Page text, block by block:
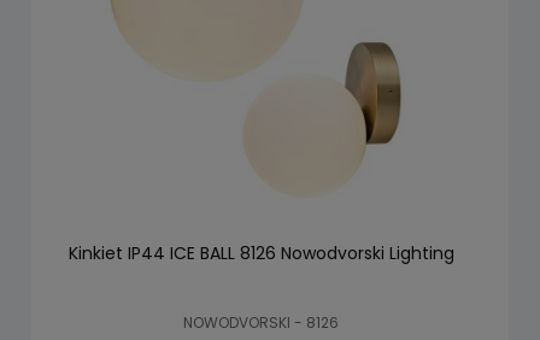
Kinkiet IP44 ICE BALL 8126 Nowodvorski Lighting
NOWODVORSKI - 8126